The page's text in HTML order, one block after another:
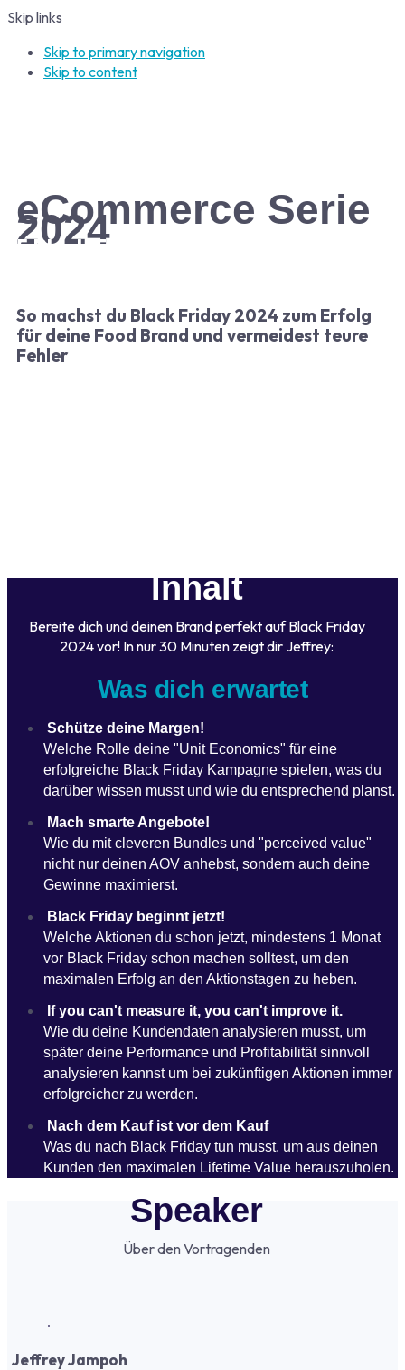
Skip links
Skip to primary navigation
Skip to content
eCommerce Serie
2024
5 Black Friday Erfolgs-Strategien
So machst du Black Friday 2024 zum Erfolg
für deine Food Brand und vermeidest teure
Fehler
Inhalt
Bereite dich und deinen Brand perfekt auf Black Friday
2024 vor! In nur 30 Minuten zeigt dir Jeffrey:
Was dich erwartet
Schütze deine Margen!
Welche Rolle deine "Unit Economics" für eine
erfolgreiche Black Friday Kampagne spielen, was du
darüber wissen musst und wie du entsprechend planst.
Mach smarte Angebote!
Wie du mit cleveren Bundles und "perceived value"
nicht nur deinen AOV anhebst, sondern auch deine
Gewinne maximierst.
Black Friday beginnt jetzt!
Welche Aktionen du schon jetzt, mindestens 1 Monat
vor Black Friday schon machen solltest, um den
maximalen Erfolg an den Aktionstagen zu heben.
If you can't measure it, you can't improve it.
Wie du deine Kundendaten analysieren musst, um
später deine Performance und Profitabilität sinnvoll
analysieren kannst um bei zukünftigen Aktionen immer
erfolgreicher zu werden.
Nach dem Kauf ist vor dem Kauf
Was du nach Black Friday tun musst, um aus deinen
Kunden den maximalen Lifetime Value herauszuholen.
Speaker
Über den Vortragenden
Jeffrey Jampoh